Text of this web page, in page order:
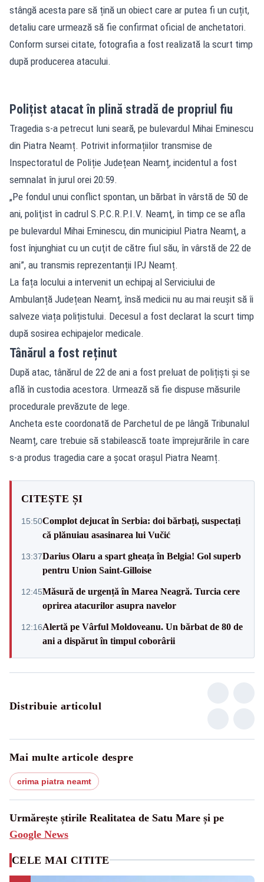
stângă acesta pare să țină un obiect care ar putea fi un cuțit,
detaliu care urmează să fie confirmat oficial de anchetatori.
Conform sursei citate, fotografia a fost realizată la scurt timp
după producerea atacului.
Polițist atacat în plină stradă de propriul fiu
Tragedia s-a petrecut luni seară, pe bulevardul Mihai Eminescu
din Piatra Neamț. Potrivit informațiilor transmise de
Inspectoratul de Poliție Județean Neamț, incidentul a fost
semnalat în jurul orei 20:59.
„Pe fondul unui conflict spontan, un bărbat în vârstă de 50 de
ani, poliţist în cadrul S.P.C.R.P.I.V. Neamţ, în timp ce se afla
pe bulevardul Mihai Eminescu, din municipiul Piatra Neamţ, a
fost înjunghiat cu un cuţit de către fiul său, în vârstă de 22 de
ani”, au transmis reprezentanții IPJ Neamț.
La fața locului a intervenit un echipaj al Serviciului de
Ambulanță Județean Neamț, însă medicii nu au mai reușit să îi
salveze viața polițistului. Decesul a fost declarat la scurt timp
după sosirea echipajelor medicale.
Tânărul a fost reținut
După atac, tânărul de 22 de ani a fost preluat de polițiști și se
află în custodia acestora. Urmează să fie dispuse măsurile
procedurale prevăzute de lege.
Ancheta este coordonată de Parchetul de pe lângă Tribunalul
Neamț, care trebuie să stabilească toate împrejurările în care
s-a produs tragedia care a șocat orașul Piatra Neamț.
CITEȘTE ȘI
15:50Complot dejucat în Serbia: doi bărbați, suspectați
că plănuiau asasinarea lui Vučić
13:37Darius Olaru a spart gheața în Belgia! Gol superb
pentru Union Saint-Gilloise
12:45Măsură de urgență în Marea Neagră. Turcia cere
oprirea atacurilor asupra navelor
12:16Alertă pe Vârful Moldoveanu. Un bărbat de 80 de
ani a dispărut în timpul coborârii
Distribuie articolul
Mai multe articole despre
crima piatra neamt
Urmărește știrile Realitatea de Satu Mare și pe
Google News
CELE MAI CITITE